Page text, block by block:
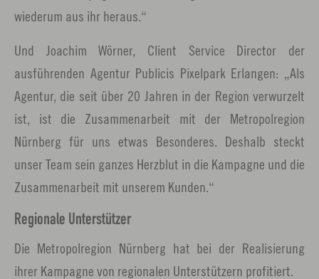
wiederum aus ihr heraus.“
Und Joachim Wörner, Client Service Director der
ausführenden Agentur Publicis Pixelpark Erlangen: „Als
Agentur, die seit über 20 Jahren in der Region verwurzelt
ist, ist die Zusammenarbeit mit der Metropolregion
Nürnberg für uns etwas Besonderes. Deshalb steckt
unser Team sein ganzes Herzblut in die Kampagne und die
Zusammenarbeit mit unserem Kunden.“
Regionale Unterstützer
Die Metropolregion Nürnberg hat bei der Realisierung
ihrer Kampagne von regionalen Unterstützern profitiert.